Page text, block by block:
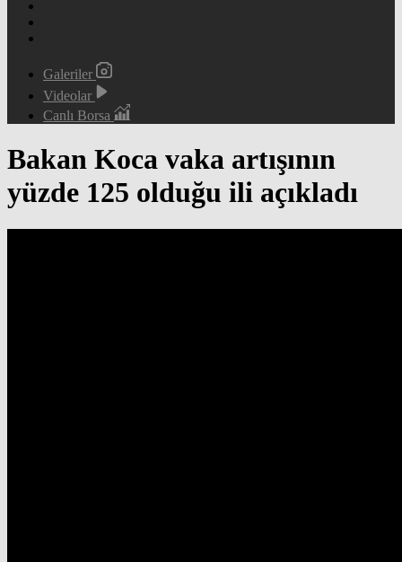
Galeriler
Videolar
Canlı Borsa
Bakan Koca vaka artışının
yüzde 125 olduğu ili açıkladı